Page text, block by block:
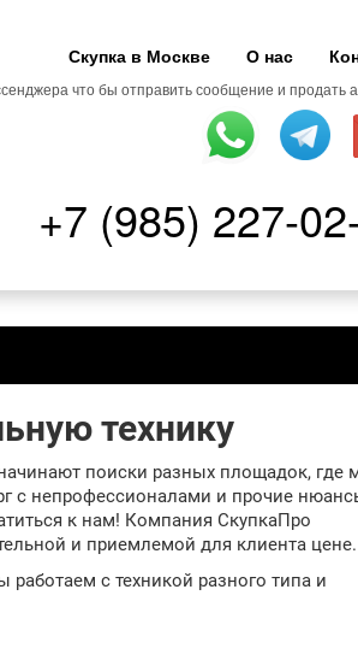
Скупка в Москве О нас
что бы отправить сообщение и продать
+7 (985) 227-
технику
поиски разных площадок, где
с непрофессионалами и прочие
к нам! Компания СкупкаПро
и приемлемой для клиента цене.
с техникой разного типа и